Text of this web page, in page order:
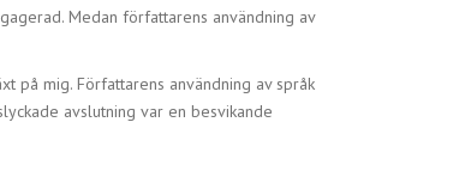
Medan författarens användning av
på mig. Författarens användning av språk
avslutning var en besvikande